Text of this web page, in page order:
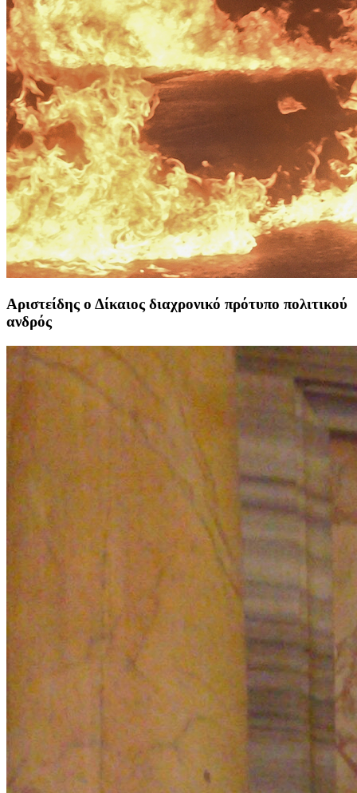
Αριστείδης ο Δίκαιος διαχρονικό πρότυπο πολιτικού
ανδρός